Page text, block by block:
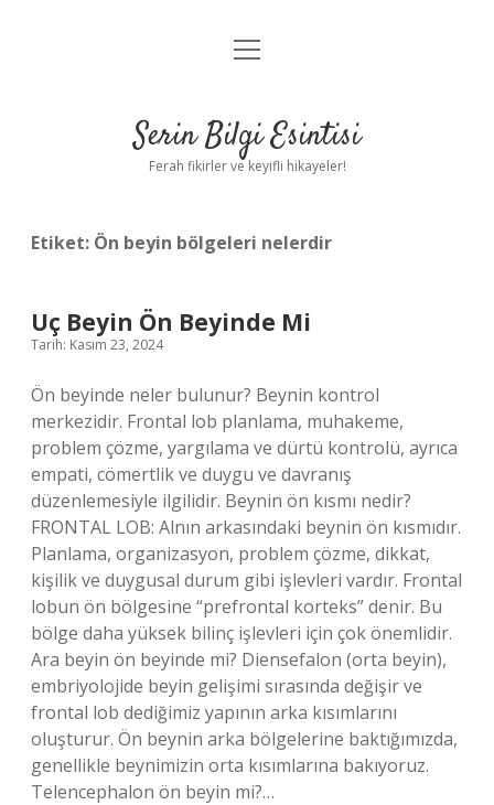
Anasayfa
Yasal Uyarı
menüyü
Serin Bilgi Esintisi
Ferah fikirler ve keyifli hikayeler!
Etiket: Ön beyin bölgeleri nelerdir
Uç Beyin Ön Beyinde Mi
Tarih: Kasım 23, 2024
Ön beyinde neler bulunur? Beynin kontrol
merkezidir. Frontal lob planlama, muhakeme,
problem çözme, yargılama ve dürtü kontrolü, ayrıca
empati, cömertlik ve duygu ve davranış
düzenlemesiyle ilgilidir. Beynin ön kısmı nedir?
FRONTAL LOB: Alnın arkasındaki beynin ön kısmıdır.
Planlama, organizasyon, problem çözme, dikkat,
kişilik ve duygusal durum gibi işlevleri vardır. Frontal
lobun ön bölgesine “prefrontal korteks” denir. Bu
bölge daha yüksek bilinç işlevleri için çok önemlidir.
Ara beyin ön beyinde mi? Diensefalon (orta beyin),
embriyolojide beyin gelişimi sırasında değişir ve
frontal lob dediğimiz yapının arka kısımlarını
oluşturur. Ön beynin arka bölgelerine baktığımızda,
genellikle beynimizin orta kısımlarına bakıyoruz.
Telencephalon ön beyin mi?…